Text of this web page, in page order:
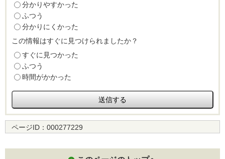
分かりやすかった
ふつう
分かりにくかった
この情報はすぐに見つけられましたか？
すぐに見つかった
ふつう
時間がかかった
ページID： 000277229